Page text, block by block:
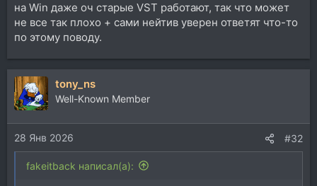
на Win даже оч старые VST работают, так что может
не все так плохо + сами нейтив уверен ответят что-то
по этому поводу.
tony_ns
Well-Known Member
28 Янв 2026 #32
fakeitback написал(а):